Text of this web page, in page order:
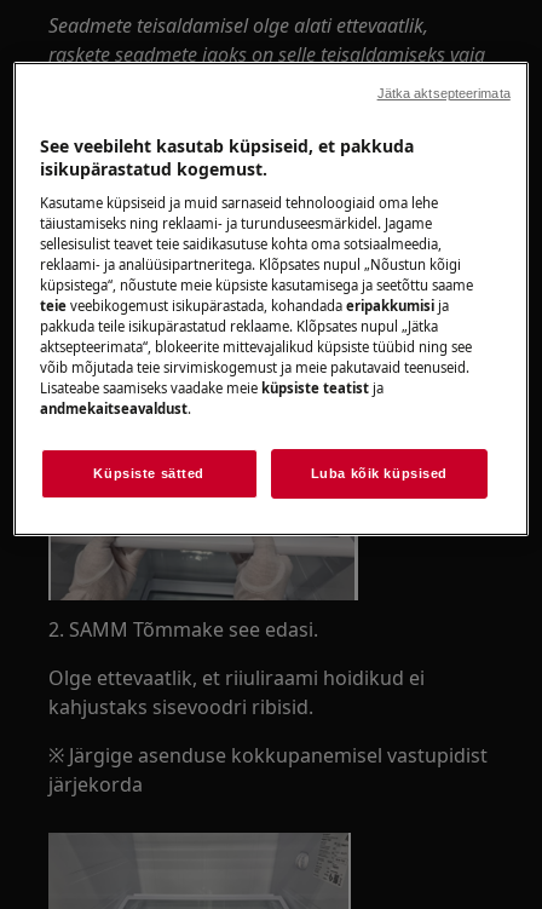
Seadmete teisaldamisel olge alati ettevaatlik,
raskete seadmete jaoks on selle teisaldamiseks vaja
Pange tähele, et iseremondimisel või
mitteprofessionaalsel remondil võivad olla ohutuse
tagajärjed, kui seda ei tehta õigesti
1. Toiduriiulid
1. SAMM Tõstke riiul tagasi.
2. SAMM Tõmmake see edasi.
Olge ettevaatlik, et riiuliraami hoidikud ei
kahjustaks sisevoodri ribisid.
※ Järgige asenduse kokkupanemisel vastupidist
järjekorda
See veebileht kasutab küpsiseid, et pakkuda
isikupärastatud kogemust.
Kasutame küpsiseid ja muid sarnaseid tehnoloogiaid oma lehe
täiustamiseks ning reklaami- ja turunduseesmärkidel. Jagame
sellesisulist teavet teie saidikasutuse kohta oma sotsiaalmeedia,
reklaami- ja analüüsipartneritega. Klõpsates nupul „Nõustun kõigi
küpsistega“, nõustute meie küpsiste kasutamisega ja seetõttu saame
teie veebikogemust isikupärastada, kohandadaeripakkumisi ja
pakkuda teile isikupärastatud reklaame. Klõpsates nupul „Jätka
aktsepteerimata“, blokeerite mittevajalikud küpsiste tüübid ning see
võib mõjutada teie sirvimiskogemust ja meie pakutavaid teenuseid.
Lisateabe saamiseks vaadake meieküpsiste teatist ja
andmekaitseavaldust.
Küpsiste sätted Luba kõik küpsised
Jätka aktsepteerimata